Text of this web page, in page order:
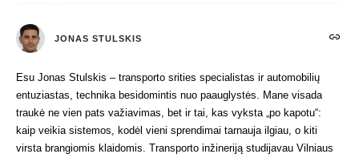
JONAS STULSKIS
Esu Jonas Stulskis – transporto srities specialistas ir automobilių
entuziastas, technika besidomintis nuo paauglystės. Mane visada
traukė ne vien pats važiavimas, bet ir tai, kas vyksta „po kapotu“:
kaip veikia sistemos, kodėl vieni sprendimai tarnauja ilgiau, o kiti
virsta brangiomis klaidomis. Transporto inžineriją studijavau Vilniaus